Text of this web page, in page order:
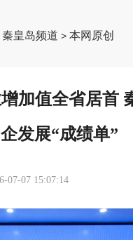
秦皇岛频道 >本网原创
加值全省居首
发展“成绩单”
07-07 15:07:14